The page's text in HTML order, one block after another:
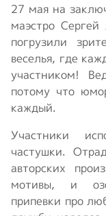
27 мая на
маэстро
погрузили
веселья, где
участником!
потому что
каждый.
Участники
частушки.
авторских
мотивы, и
припевки про